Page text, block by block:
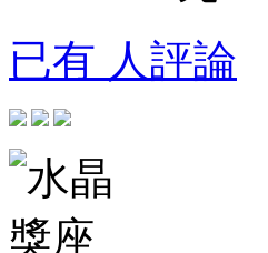
已有 人評論